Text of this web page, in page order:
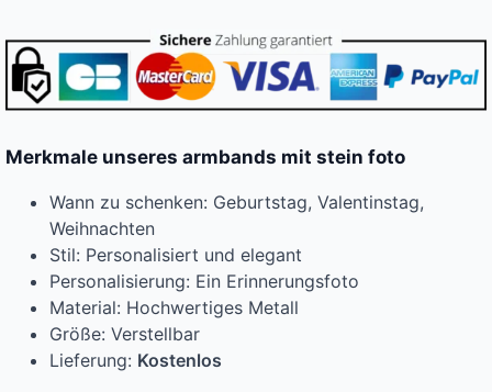
Merkmale unseres armbands mit stein foto
Wann zu schenken: Geburtstag, Valentinstag,
Weihnachten
Stil: Personalisiert und elegant
Personalisierung: Ein Erinnerungsfoto
Material: Hochwertiges Metall
Größe: Verstellbar
Lieferung: Kostenlos